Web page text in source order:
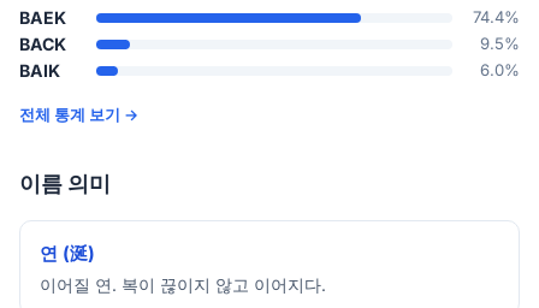
BAEK 74.4%
BACK 9.5%
BAIK 6.0%
전체 통계 보기 →
이름 의미
연 (涎)
이어질 연. 복이 끊이지 않고 이어지다.